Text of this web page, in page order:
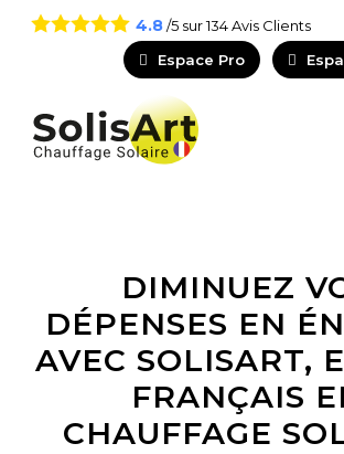
4.8/5 sur134Avis Clients
Espace Pro
DIMINUEZ
DÉPENSES EN
AVEC SOLISART,
FRANÇAIS
CHAUFFAGE